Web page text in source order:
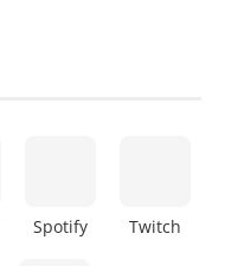
Spotify Twitch